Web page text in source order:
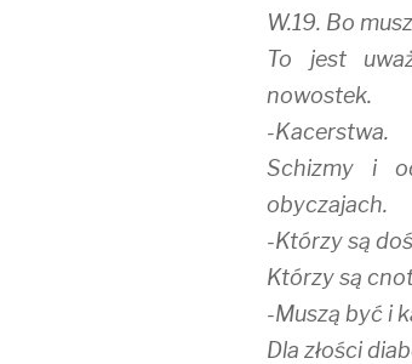
W.19. Bo
To jest
nowostek.
-Kacerstwa.
Schizmy i
obyczajach.
-Którzy są
Którzy są
-Muszą być i
Dla złości